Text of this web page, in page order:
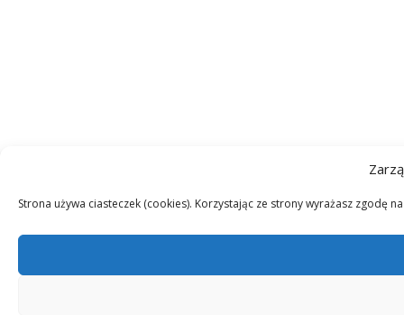
Strona używa ciasteczek (cookies). Korzystając ze strony wyrażasz zgodę